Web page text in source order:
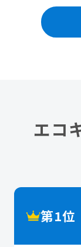
エコ
第1位